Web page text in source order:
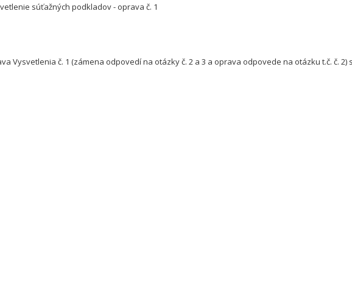
súťažných podkladov - oprava č. 1
Vysvetlenia č. 1 (zámena odpovedí na otázky č. 2 a 3 a oprava odpovede na otázku t.č. č. 2)